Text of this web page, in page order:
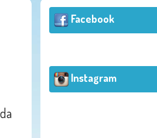
Facebook
Instagram